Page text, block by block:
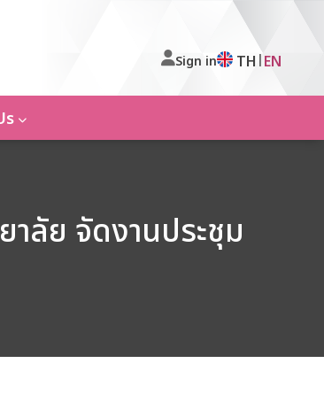
Sign in TH | EN
ลัย จัดงานประชุม